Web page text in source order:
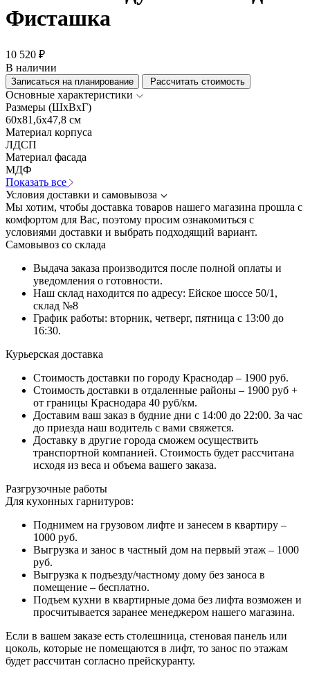
Фисташка
10 520 ₽
В наличии
Записаться на планирование Рассчитать стоимость
Основные характеристики
Размеры (ШхВхГ)
60x81,6x47,8 см
Материал корпуса
ЛДСП
Материал фасада
МДФ
Показать все
Условия доставки и самовывоза
Мы хотим, чтобы доставка товаров нашего магазина прошла с
комфортом для Вас, поэтому просим ознакомиться с
условиями доставки и выбрать подходящий вариант.
Самовывоз со склада
Выдача заказа производится после полной оплаты и
уведомления о готовности.
Наш склад находится по адресу: Ейское шоссе 50/1,
склад №8
График работы: вторник, четверг, пятница с 13:00 до
16:30.
Курьерская доставка
Стоимость доставки по городу Краснодар – 1900 руб.
Стоимость доставки в отдаленные районы – 1900 руб +
от границы Краснодара 40 руб/км.
Доставим ваш заказ в будние дни с 14:00 до 22:00. За час
до приезда наш водитель с вами свяжется.
Доставку в другие города сможем осуществить
транспортной компанией. Стоимость будет рассчитана
исходя из веса и объема вашего заказа.
Разгрузочные работы
Для кухонных гарнитуров:
Поднимем на грузовом лифте и занесем в квартиру –
1000 руб.
Выгрузка и занос в частный дом на первый этаж – 1000
руб.
Выгрузка к подъезду/частному дому без заноса в
помещение – бесплатно.
Подъем кухни в квартирные дома без лифта возможен и
просчитывается заранее менеджером нашего магазина.
Если в вашем заказе есть столешница, стеновая панель или
цоколь, которые не помещаются в лифт, то занос по этажам
будет рассчитан согласно прейскуранту.